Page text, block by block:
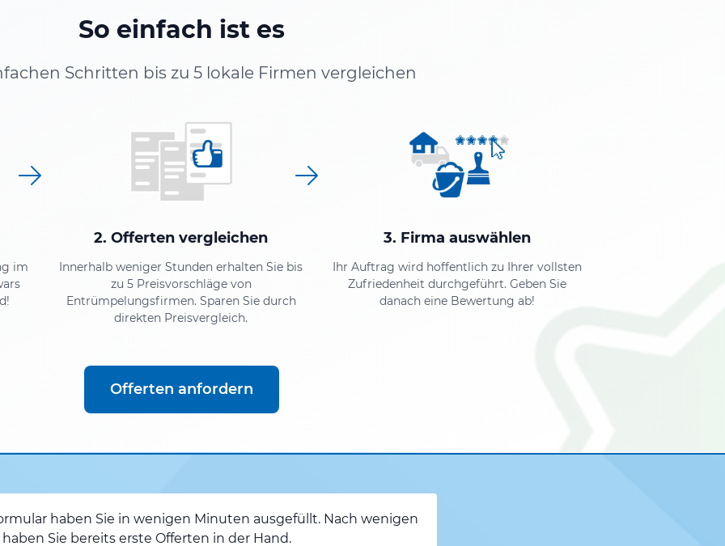
So einfach ist es
Schritten bis zu 5 lokale Firmen vergleichen
im
2. Offerten vergleichen
Innerhalb weniger Stunden erhalten Sie bis
zu 5 Preisvorschläge von
Entrümpelungsfirmen. Sparen Sie durch
direkten Preisvergleich.
3. Firma auswählen
Ihr Auftrag wird hoffentlich zu Ihrer vollsten
Zufriedenheit durchgeführt. Geben Sie
danach eine Bewertung ab!
Offerten anfordern
haben Sie in wenigen Minuten ausgefüllt. Nach wenigen
Sie bereits erste Offerten in der Hand.